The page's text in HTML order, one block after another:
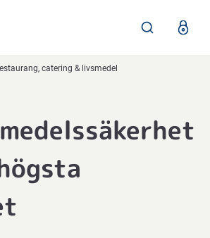
catering & livsmedel